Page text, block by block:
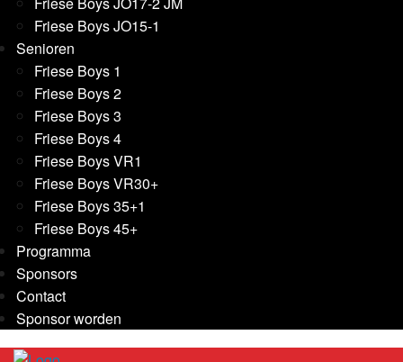
Friese Boys JO15-1
Senioren
Friese Boys 1
Friese Boys 2
Friese Boys 3
Friese Boys 4
Friese Boys VR1
Friese Boys VR30+
Friese Boys 35+1
Friese Boys 45+
Programma
Sponsors
Contact
Sponsor worden